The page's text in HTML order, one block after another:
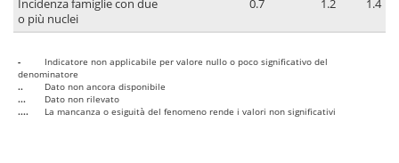
Incidenza famiglie con due
o più nuclei
0.7 1.2 1.4
-
Indicatore non applicabile per valore nullo o poco significativo del
denominatore
..
Dato non ancora disponibile
...
Dato non rilevato
....
La mancanza o esiguità del fenomeno rende i valori non significativi